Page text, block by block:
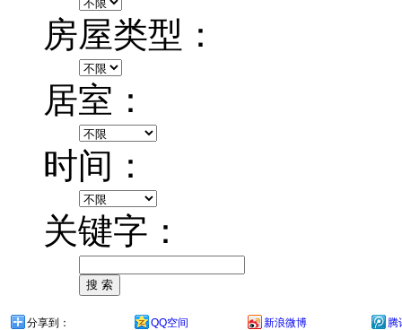
房屋类型：
居室：
时间：
关键字：
分享到： QQ空间 新浪微博
腾